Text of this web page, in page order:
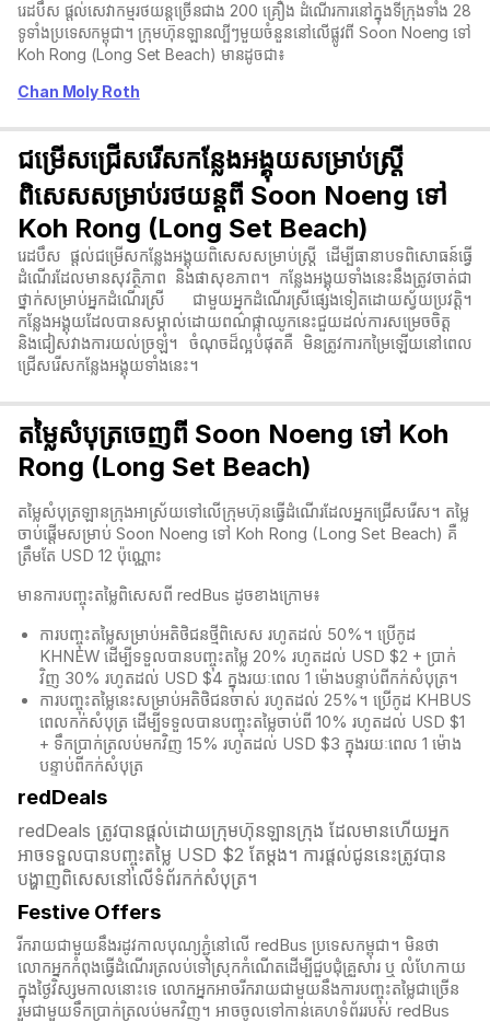
រេដបឹស ផ្តល់សេវាកម្មរថយន្តច្រើនជាង 200 គ្រឿង ដំណើរការនៅក្នុងទីក្រុងទាំង 28
ទូទាំងប្រទេសកម្ពុជា។ ក្រុមហ៊ុនឡានល្បីៗមួយចំនួននៅលើផ្លូវពី Soon Noeng ទៅ
Koh Rong (Long Set Beach) មានដូចជា៖
Chan Moly Roth
ជម្រើសជ្រើសរើសកន្លែងអង្គុយសម្រាប់ស្ត្រី
ពិសេសសម្រាប់រថយន្តពី Soon Noeng ទៅ
Koh Rong (Long Set Beach)
រេដបឹស ផ្តល់ជម្រើសកន្លែងអង្គុយពិសេសសម្រាប់ស្ត្រី ដើម្បីធានាបទពិសោធន៍ធ្វើ
ដំណើរដែលមានសុវត្ថិភាព និងផាសុខភាព។ កន្លែងអង្គុយទាំងនេះនឹងត្រូវចាត់ជា
ថ្នាក់សម្រាប់អ្នកដំណើរស្រី ជាមួយអ្នកដំណើរស្រីផ្សេងទៀតដោយស្វ័យប្រវត្តិ។
កន្លែងអង្គុយដែលបានសម្គាល់ដោយពណ៌ផ្កាឈូកនេះជួយដល់ការសម្រេចចិត្ត
និងជៀសវាងការយល់ច្រឡំ។ ចំណុចដ៏ល្អបំផុតគឺ មិនត្រូវការកម្រៃឡើយនៅពេល
ជ្រើសរើសកន្លែងអង្គុយទាំងនេះ។
តម្លៃសំបុត្រចេញពី Soon Noeng ទៅ Koh
Rong (Long Set Beach)
តម្លៃសំបុត្រឡានក្រុងអាស្រ័យទៅលើក្រុមហ៊ុនធ្វើដំណើរដែលអ្នកជ្រើសរើស។ តម្លៃ
ចាប់ផ្តើមសម្រាប់ Soon Noeng ទៅ Koh Rong (Long Set Beach) គឺ
ត្រឹមតែ USD 12 ប៉ុណ្ណោះ
មានការបញ្ចុះតម្លៃពិសេសពី redBus ដូចខាងក្រោម៖
ការបញ្ចុះតម្លៃសម្រាប់អតិថិជនថ្មីពិសេស រហូតដល់ 50%។ ប្រើកូដ
KHNEW ដើម្បីទទួលបានបញ្ចុះតម្លៃ 20% រហូតដល់ USD $2 + ប្រាក់
វិញ 30% រហូតដល់ USD $4 ក្នុងរយៈពេល 1 ម៉ោងបន្ទាប់ពីកក់សំបុត្រ។
ការបញ្ចុះតម្លៃនេះសម្រាប់អតិថិជនចាស់ រហូតដល់ 25%។ ប្រើកូដ KHBUS
ពេលកក់សំបុត្ រ ដើម្បីទទួលបានបញ្ចុះតម្លៃចាប់ពី 10% រហូតដល់ USD $1
+ ទឹកប្រាក់ត្រលប់មកវិញ 15% រហូតដល់ USD $3 ក្នុងរយៈពេល 1 ម៉ោង
បន្ទាប់ពីកក់សំបុត្
redDeals
redDeals ត្រូវបានផ្តល់ដោយក្រុមហ៊ុនឡានក្រុង ដែលមានហើយអ្នក
អាចទទួលបានបញ្ចុះតម្លៃ USD $2 តែម្ដង។ ការផ្តល់ជូននេះត្រូវបាន
បង្ហាញពិសេសនៅលើទំព័រកក់សំបុត្រ។​​
Festive Offers
រីករាយជាមួយនឹងរដូវកាលបុណ្យភ្ជុំ​នៅលើ redBus ប្រទេសកម្ពុជា។ មិនថា
លោកអ្នកកំពុងធ្វើដំណើរត្រលប់ទៅស្រុកកំណើតដើម្បីជួបជុំគ្រួសារ ឬ លំហែកាយ
ក្នុងថ្ងៃវិស្សមកាលនោះទេ លោកអ្នកអាចរីករាយជាមួយនឹងការបញ្ចុះតម្លៃជាច្រើន
រួមជាមួយទឹកប្រាក់ត្រលប់មកវិញ។ អាចចូលទៅកាន់គេហទំព័ររបស់ redBus